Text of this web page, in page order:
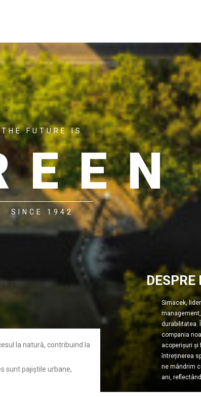
THE FUTURE IS
SINCE 1942
DESPRE
Simacek,
durabilitatea.
compania
acoperișuri și
întreținerea
ne mândrim
ani,
la natură, contribuind la
sunt pajiștile urbane,